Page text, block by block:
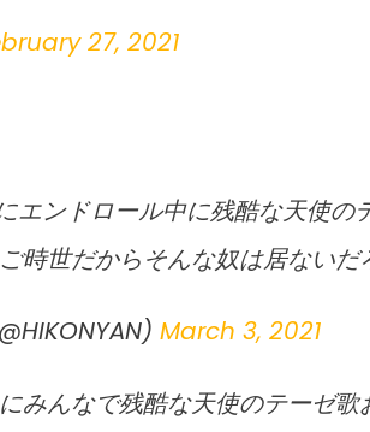
27, 2021
エンドロール中に残酷な天使の
時世だからそんな奴は居ないだ
March 3, 2021
みんなで残酷な天使のテーゼ